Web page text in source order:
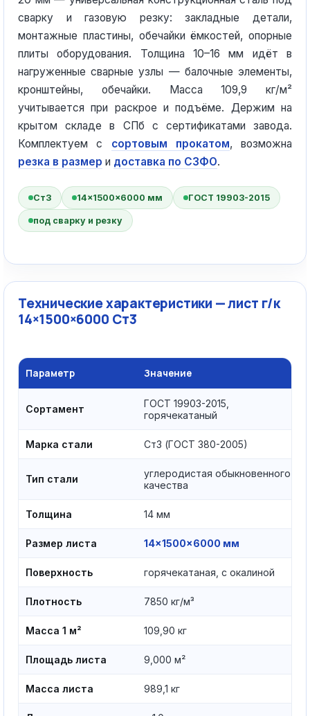
сварку и газовую резку: закладные детали,
монтажные пластины, обечайки ёмкостей, опорные
плиты оборудования. Толщина 10–16 мм идёт в
нагруженные сварные узлы — балочные элементы,
кронштейны, обечайки. Масса 109,9 кг/м²
учитывается при раскрое и подъёме. Держим на
крытом складе в СПб с сертификатами завода.
Комплектуем с сортовым прокатом, возможна
резка в размер и доставка по СЗФО.
Ст3 14×1500×6000 мм ГОСТ 19903-2015
под сварку и резку
Технические характеристики — лист г/к
14×1500×6000 Ст3
Параметр Значение
Сортамент
ГОСТ 19903-2015,
горячекатаный
Марка стали Ст3 (ГОСТ 380-2005)
Тип стали
углеродистая обыкновенного
качества
Толщина 14 мм
Размер листа 14×1500×6000 мм
Поверхность горячекатаная, с окалиной
Плотность 7850 кг/м³
Масса 1 м² 109,90 кг
Площадь листа 9,000 м²
Масса листа 989,1 кг